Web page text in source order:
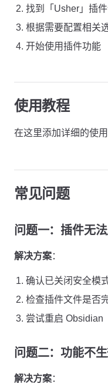
找到「Usher」插
根据需要配置相关
开始使用插件功能
使用教程
在这里添加详细的使
常见问题
问题一：插件无法
解决方案：
确认已关闭安全模
检查插件文件是否
尝试重启 Obsidian
问题二：功能不生
解决方案：